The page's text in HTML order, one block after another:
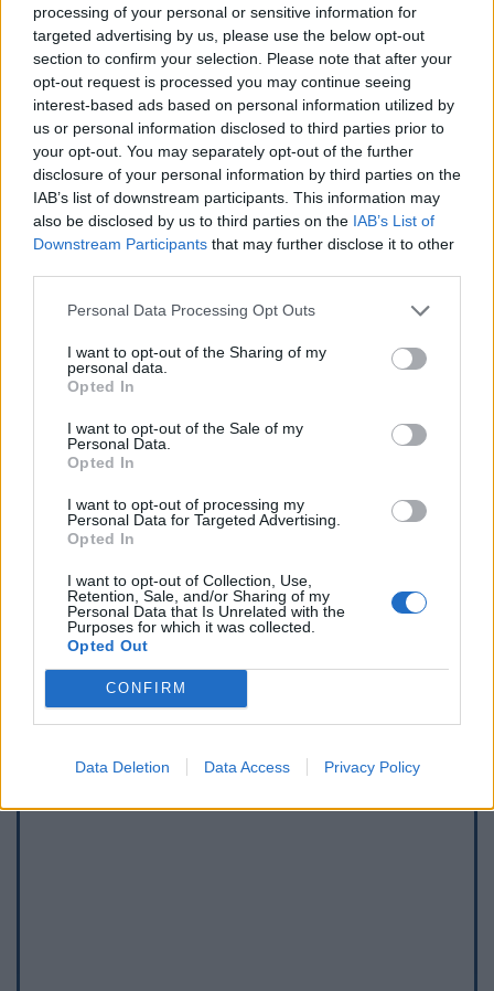
processing of your personal or sensitive information for
targeted advertising by us, please use the below opt-out
section to confirm your selection. Please note that after your
opt-out request is processed you may continue seeing
interest-based ads based on personal information utilized by
us or personal information disclosed to third parties prior to
your opt-out. You may separately opt-out of the further
disclosure of your personal information by third parties on the
IAB’s list of downstream participants. This information may
also be disclosed by us to third parties on the IAB’s List of
Downstream Participants that may further disclose it to other
Personal Data Processing Opt Outs
I want to opt-out of the Sharing of my
personal data.
Opted In
I want to opt-out of the Sale of my
Personal Data.
Opted In
I want to opt-out of processing my
Personal Data for Targeted Advertising.
Opted In
I want to opt-out of Collection, Use,
Retention, Sale, and/or Sharing of my
Personal Data that Is Unrelated with the
Purposes for which it was collected.
Opted Out
CONFIRM
Data Deletion Data Access Privacy Policy
retrait par rapport à la porte d'entrée de la Mairie. N.B.: Si
l'on retourne au rond-point du Petit Pont et que l'on continue
tout droit, après avoir traversé la D53 on arrivera plus loin à
Ouches.
Repères visuels
Afficher la carte